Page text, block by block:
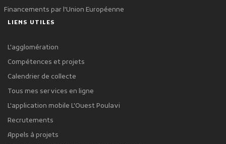
Financements par l'Union Européenne
LIENS UTILES
L'agglomération
Compétences et projets
Calendrier de collecte
Tous mes services en ligne
L'application mobile L'Ouest Poulavi
Recrutements
Appels à projets